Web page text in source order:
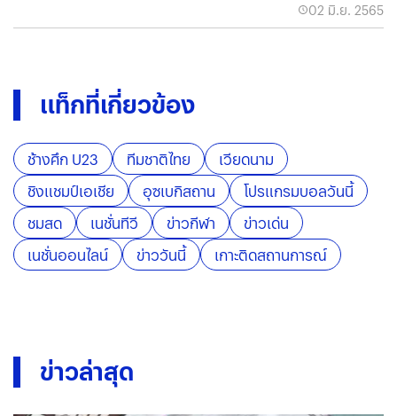
02 มิ.ย. 2565
แท็กที่เกี่ยวข้อง
ช้างศึก U23 ทีมชาติไทย
เวียดนาม
ชิงแชมป์เอเชีย
อุซเบกิสถาน
โปรแกรมบอลวันนี้
ชมสด
เนชั่นทีวี ข่าวกีฬา
ข่าวเด่น
เนชั่นออนไลน์
ข่าววันนี้ เกาะติดสถานการณ์
ข่าวล่าสุด